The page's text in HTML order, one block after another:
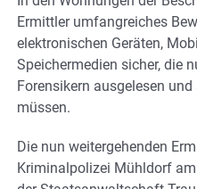
Ermittler umfangreiches
elektronischen Geräten,
Speichermedien sicher, die
Forensikern ausgelesen
müssen.
Die nun weitergehenden
Kriminalpolizei Mühldorf